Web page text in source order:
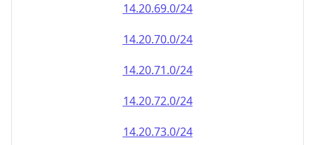
14.20.69.0/24
14.20.70.0/24
14.20.71.0/24
14.20.72.0/24
14.20.73.0/24